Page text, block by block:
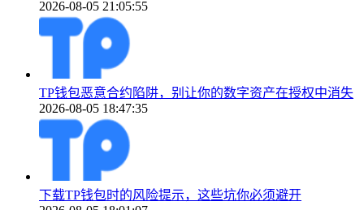
2026-08-05 21:05:55
TP钱包恶意合约陷阱，别让你的数字资产在授权中消失
2026-08-05 18:47:35
下载TP钱包时的风险提示，这些坑你必须避开